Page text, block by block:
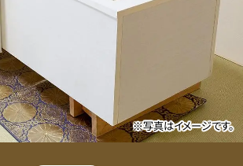
※写真はイメージです。